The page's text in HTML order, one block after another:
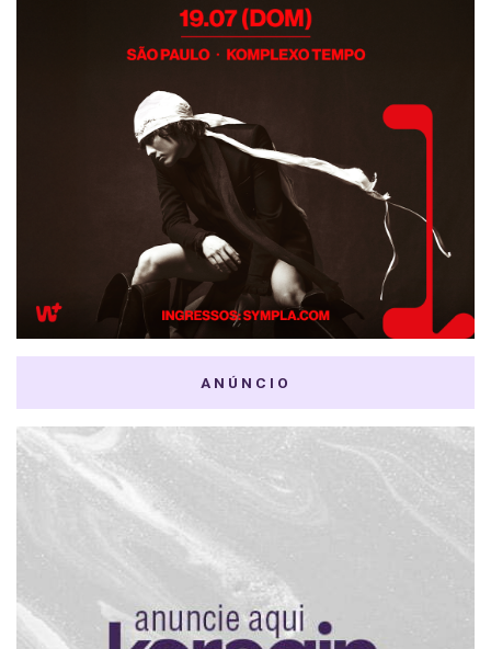
ANÚNCIO